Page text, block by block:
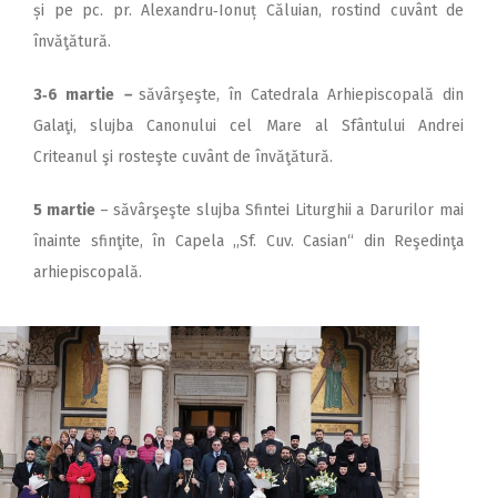
și pe pc. pr. Alexandru‑Ionuț Căluian, rostind cuvânt de
învăţătură.
3‑6 martie – săvârşeşte, în Catedrala Arhiepiscopală din
Galaţi, slujba Canonului cel Mare al Sfântului Andrei
Criteanul şi rosteşte cuvânt de învăţătură.
5 martie – săvârşeşte slujba Sfintei Liturghii a Darurilor mai
înainte sfinţite, în Capela ,,Sf. Cuv. Casian“ din Reşedinţa
arhiepiscopală.